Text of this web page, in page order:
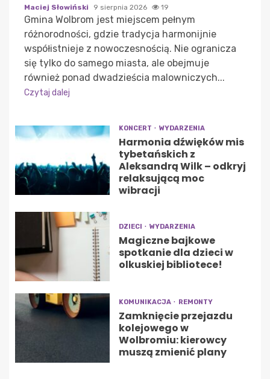
Maciej Słowiński 9 sierpnia 2026 19
Gmina Wolbrom jest miejscem pełnym
różnorodności, gdzie tradycja harmonijnie
współistnieje z nowoczesnością. Nie ogranicza
się tylko do samego miasta, ale obejmuje
również ponad dwadzieścia malowniczych...
Czytaj dalej
KONCERT WYDARZENIA
Harmonia dźwięków mis
tybetańskich z
Aleksandrą Wilk – odkryj
relaksującą moc
wibracji
DZIECI WYDARZENIA
Magiczne bajkowe
spotkanie dla dzieci w
olkuskiej bibliotece!
KOMUNIKACJA REMONTY
Zamknięcie przejazdu
kolejowego w
Wolbromiu: kierowcy
muszą zmienić plany